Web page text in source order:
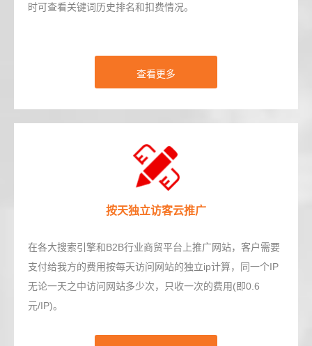
时可查看关键词历史排名和扣费情况。
查看更多
按天独立访客云推广
在各大搜索引擎和B2B行业商贸平台上推广网站，客户需要
支付给我方的费用按每天访问网站的独立ip计算，同一个IP
无论一天之中访问网站多少次，只收一次的费用(即0.6
元/IP)。